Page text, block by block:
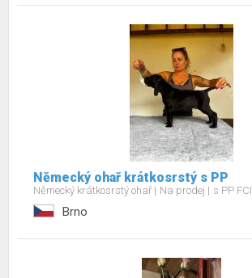
Německý ohař krátkosrstý s PP
Německý krátkosrstý ohař Na prodej s PP FCI
Brno